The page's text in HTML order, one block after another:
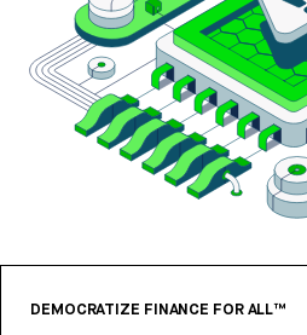
DEMOCRATIZE FINANCE FOR ALL™